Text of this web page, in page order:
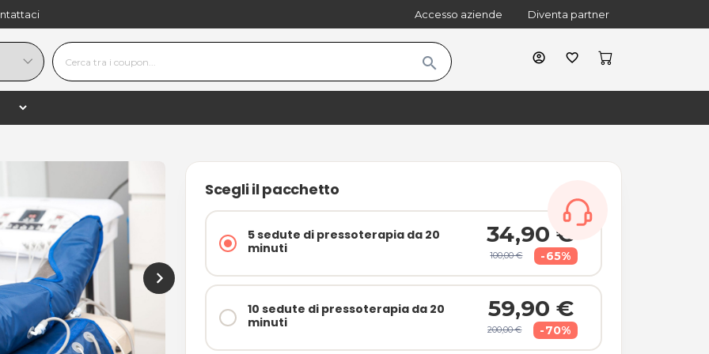
Accesso aziende Diventa partner
search account_circle favorite_border
5 sedute di pressoterapia da 20
minuti
34,90 €
100,00 € -65%
10 sedute di pressoterapia da 20
minuti
59,90 €
200,00 € -70%
Scegli il pacchetto